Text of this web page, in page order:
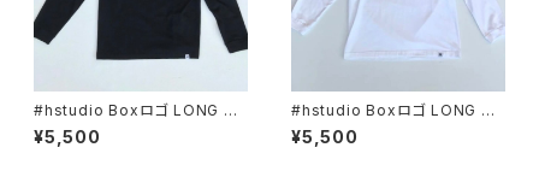
#hstudio Boxロゴ LONG SL
EEVE COTTON
¥5,500
#hstudio Boxロゴ LONG SL
EEVE COTTON
¥5,500